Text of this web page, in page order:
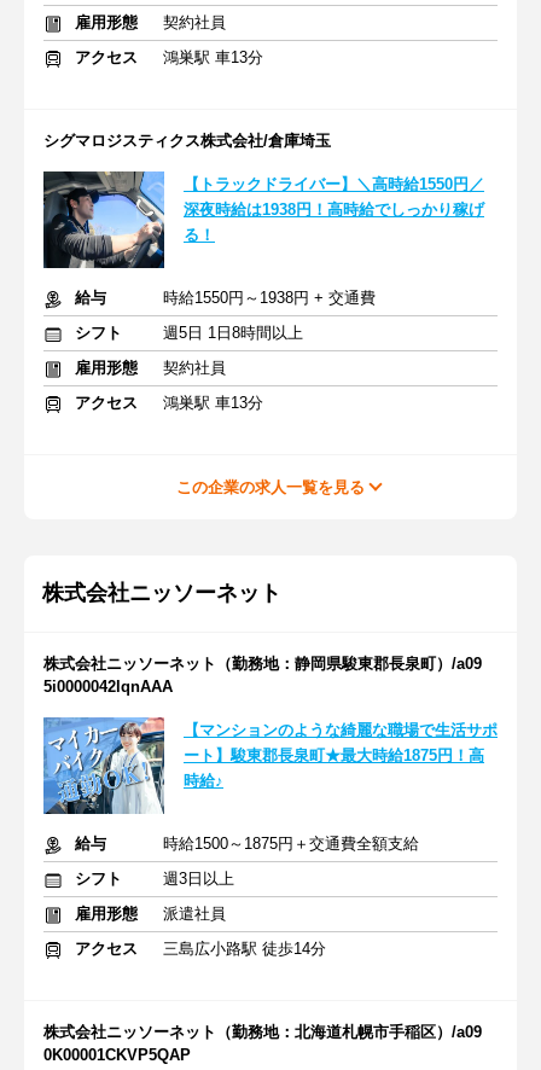
雇用形態
契約社員
アクセス
鴻巣駅 車13分
シグマロジスティクス株式会社/倉庫埼玉
【トラックドライバー】＼高時給1550円／
深夜時給は1938円！高時給でしっかり稼げ
る！
給与
時給1550円～1938円 + 交通費
シフト
週5日 1日8時間以上
雇用形態
契約社員
アクセス
鴻巣駅 車13分
この企業の求人一覧を見る
株式会社ニッソーネット
株式会社ニッソーネット（勤務地：静岡県駿東郡長泉町）/a09
5i0000042lqnAAA
【マンションのような綺麗な職場で生活サポ
ート】駿東郡長泉町★最大時給1875円！高
時給♪
給与
時給1500～1875円＋交通費全額支給
シフト
週3日以上
雇用形態
派遣社員
アクセス
三島広小路駅 徒歩14分
株式会社ニッソーネット（勤務地：北海道札幌市手稲区）/a09
0K00001CKVP5QAP